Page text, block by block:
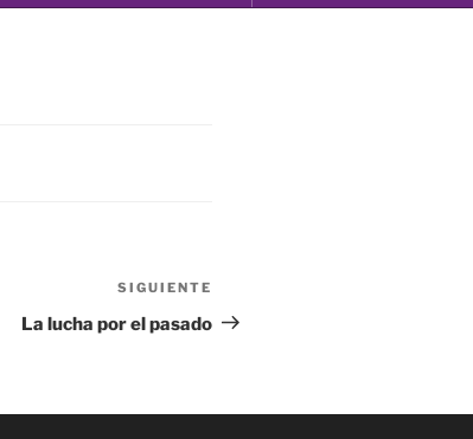
SIGUIENTE
La lucha por el pasado